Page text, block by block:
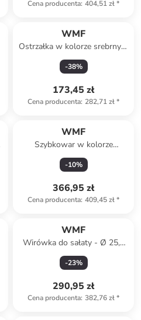
Cena producenta: 404,51 zł*
WMF
Ostrzałka w kolorze srebrnym
- 22,5 x 9,5 x 6,5 cm
-38%
173,45 zł
Cena producenta: 282,71 zł*
WMF
Szybkowar w kolorze
srebrno-czarnym do ryżu
-10%
366,95 zł
Cena producenta: 409,45 zł*
WMF
Wirówka do sałaty - Ø 25,4
cm
-23%
290,95 zł
Cena producenta: 382,76 zł*